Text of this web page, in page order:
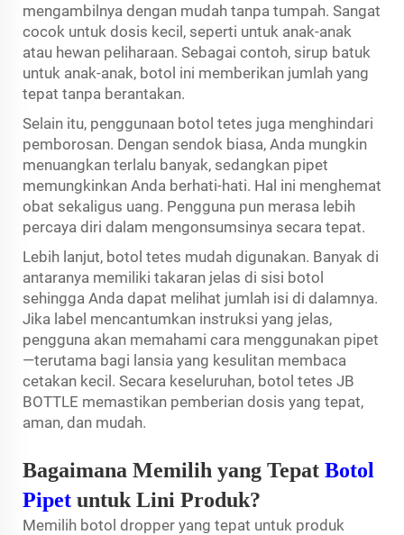
mengambilnya dengan mudah tanpa tumpah. Sangat
cocok untuk dosis kecil, seperti untuk anak-anak
atau hewan peliharaan. Sebagai contoh, sirup batuk
untuk anak-anak, botol ini memberikan jumlah yang
tepat tanpa berantakan.
Selain itu, penggunaan botol tetes juga menghindari
pemborosan. Dengan sendok biasa, Anda mungkin
menuangkan terlalu banyak, sedangkan pipet
memungkinkan Anda berhati-hati. Hal ini menghemat
obat sekaligus uang. Pengguna pun merasa lebih
percaya diri dalam mengonsumsinya secara tepat.
Lebih lanjut, botol tetes mudah digunakan. Banyak di
antaranya memiliki takaran jelas di sisi botol
sehingga Anda dapat melihat jumlah isi di dalamnya.
Jika label mencantumkan instruksi yang jelas,
pengguna akan memahami cara menggunakan pipet
—terutama bagi lansia yang kesulitan membaca
cetakan kecil. Secara keseluruhan, botol tetes JB
BOTTLE memastikan pemberian dosis yang tepat,
aman, dan mudah.
Bagaimana Memilih yang Tepat Botol
Pipet untuk Lini Produk?
Memilih botol dropper yang tepat untuk produk